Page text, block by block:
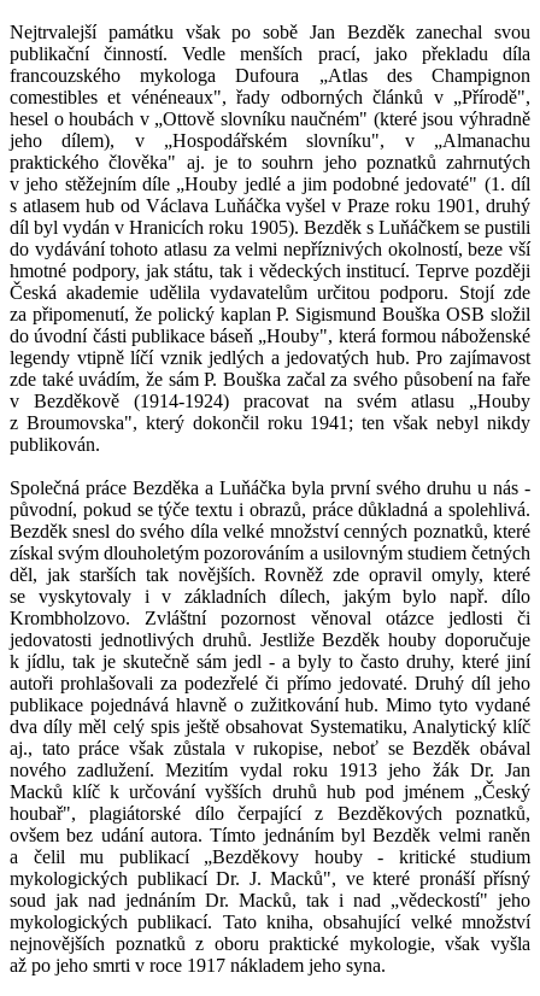
Nejtrvalejší památku však po sobě Jan Bezděk zanechal svou
publikační činností. Vedle menších prací, jako překladu díla
francouzského mykologa Dufoura „Atlas des Champignon
comestibles et vénéneaux", řady odborných článků v „Přírodě",
hesel o houbách v „Ottově slovníku naučném" (které jsou výhradně
jeho dílem), v „Hospodářském slovníku", v „Almanachu
praktického člověka" aj. je to souhrn jeho poznatků zahrnutých
v jeho stěžejním díle „Houby jedlé a jim podobné jedovaté" (1. díl
s atlasem hub od Václava Luňáčka vyšel v Praze roku 1901, druhý
díl byl vydán v Hranicích roku 1905). Bezděk s Luňáčkem se pustili
do vydávání tohoto atlasu za velmi nepříznivých okolností, beze vší
hmotné podpory, jak státu, tak i vědeckých institucí. Teprve později
Česká akademie udělila vydavatelům určitou podporu. Stojí zde
za připomenutí, že polický kaplan P. Sigismund Bouška OSB složil
do úvodní části publikace báseň „Houby", která formou náboženské
legendy vtipně líčí vznik jedlých a jedovatých hub. Pro zajímavost
zde také uvádím, že sám P. Bouška začal za svého působení na faře
v Bezděkově (1914-1924) pracovat na svém atlasu „Houby
z Broumovska", který dokončil roku 1941; ten však nebyl nikdy
publikován.
Společná práce Bezděka a Luňáčka byla první svého druhu u nás -
původní, pokud se týče textu i obrazů, práce důkladná a spolehlivá.
Bezděk snesl do svého díla velké množství cenných poznatků, které
získal svým dlouholetým pozorováním a usilovným studiem četných
děl, jak starších tak novějších. Rovněž zde opravil omyly, které
se vyskytovaly i v základních dílech, jakým bylo např. dílo
Krombholzovo. Zvláštní pozornost věnoval otázce jedlosti či
jedovatosti jednotlivých druhů. Jestliže Bezděk houby doporučuje
k jídlu, tak je skutečně sám jedl - a byly to často druhy, které jiní
autoři prohlašovali za podezřelé či přímo jedovaté. Druhý díl jeho
publikace pojednává hlavně o zužitkování hub. Mimo tyto vydané
dva díly měl celý spis ještě obsahovat Systematiku, Analytický klíč
aj., tato práce však zůstala v rukopise, neboť se Bezděk obával
nového zadlužení. Mezitím vydal roku 1913 jeho žák Dr. Jan
Macků klíč k určování vyšších druhů hub pod jménem „Český
houbař", plagiátorské dílo čerpající z Bezděkových poznatků,
ovšem bez udání autora. Tímto jednáním byl Bezděk velmi raněn
a čelil mu publikací „Bezděkovy houby - kritické studium
mykologických publikací Dr. J. Macků", ve které pronáší přísný
soud jak nad jednáním Dr. Macků, tak i nad „vědeckostí" jeho
mykologických publikací. Tato kniha, obsahující velké množství
nejnovějších poznatků z oboru praktické mykologie, však vyšla
až po jeho smrti v roce 1917 nákladem jeho syna.